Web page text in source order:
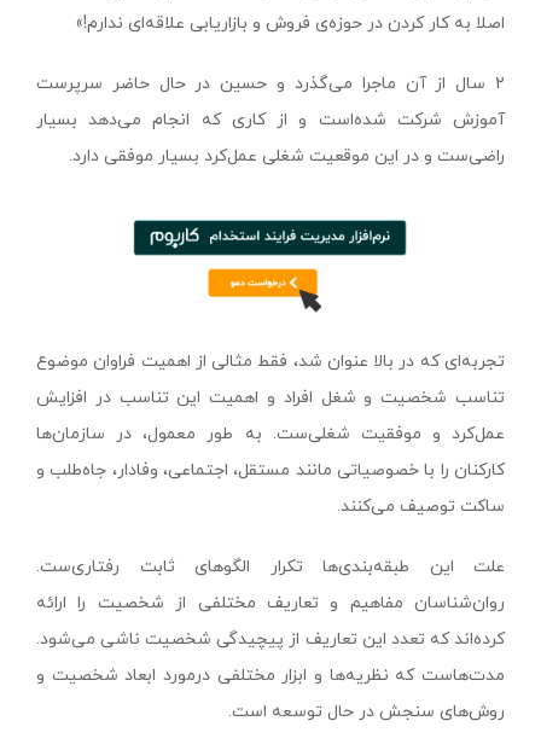
اصلا به کار کردن در حوزه‌ی فروش و بازاریابی علاقه‌ای ندارم!»
۲ سال از آن ماجرا می‌گذرد و حسین در حال حاضر سرپرست
آموزش شرکت شده‌است و از کاری که انجام می‌دهد بسیار
راضی‌ست و در این موقعیت شغلی عمل‌کرد بسیار موفقی دارد.
تجربه‌ای که در بالا عنوان شد، فقط مثالی از اهمیت فراوان موضوع
تناسب شخصیت و شغل افراد و اهمیت این تناسب در افزایش
عمل‌کرد و موفقیت شغلی‌ست. به طور معمول، در سازمان‌ها
کارکنان را با خصوصیاتی مانند مستقل، اجتماعی، وفادار، جاه‌طلب و
ساکت توصیف می‌کنند.
علت این طبقه‌بندی‌ها تکرار الگوهای ثابت رفتاری‌ست.
روان‌شناسان مفاهیم و تعاریف مختلفی از شخصیت را ارائه
کرده‌اند که تعدد این تعاریف از پیچیدگی شخصیت ناشی می‌شود.
مدت‌هاست که نظریه‌ها و ابزار مختلفی درمورد ابعاد شخصیت و
روش‌های سنجش در حال توسعه است.